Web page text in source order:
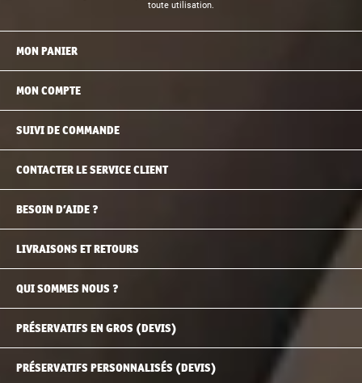
toute utilisation.
MON PANIER
MON COMPTE
SUIVI DE COMMANDE
CONTACTER LE SERVICE CLIENT
BESOIN D’AIDE ?
LIVRAISONS ET RETOURS
QUI SOMMES NOUS ?
PRÉSERVATIFS EN GROS (DEVIS)
PRÉSERVATIFS PERSONNALISÉS (DEVIS)